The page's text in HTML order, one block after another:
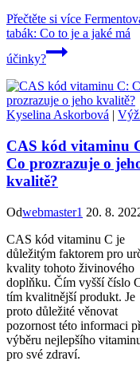
Přečtěte si více
tabák: Co to je a jaké má
účinky?
Kyselina Askorbová |
CAS kód vitaminu
Co prozrazuje o
kvalitě?
Odwebmaster1 20. 8.
CAS kód vitaminu C je
důležitým faktorem pro
kvality tohoto živinového
doplňku. Čím vyšší číslo
tím kvalitnější produkt. Je
proto důležité věnovat
pozornost této informaci
výběru nejlepšího
pro své zdraví.